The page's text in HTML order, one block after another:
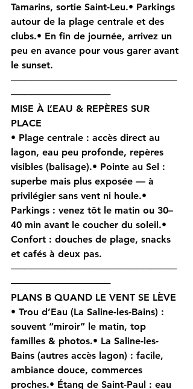
Tamarins, sortie Saint-Leu.• Parkings
autour de la plage centrale et des
clubs.• En fin de journée, arrivez un
peu en avance pour vous garer avant
le sunset.
─────────────────────────
───────────────
MISE À L’EAU & REPÈRES SUR
PLACE
• Plage centrale : accès direct au
lagon, eau peu profonde, repères
visibles (balisage).• Pointe au Sel :
superbe mais plus exposée — à
privilégier sans vent ni houle.•
Parkings : venez tôt le matin ou 30–
40 min avant le coucher du soleil.•
Confort : douches de plage, snacks
et cafés à deux pas.
─────────────────────────
───────────────
PLANS B QUAND LE VENT SE LÈVE
• Trou d’Eau (La Saline-les-Bains) :
souvent “miroir” le matin, top
familles & photos.• La Saline-les-
Bains (autres accès lagon) : facile,
ambiance douce, commerces
proches.• Étang de Saint-Paul : eau